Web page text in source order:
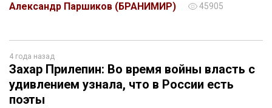
Александр Паршиков (БРАНИМИР)
45905
4 года назад
Захар Прилепин: Во время войны власть с
удивлением узнала, что в России есть
поэты